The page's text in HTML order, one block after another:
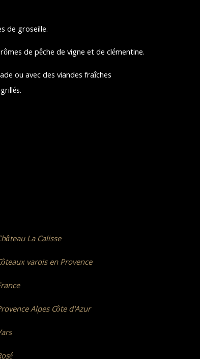
de groseille.
de pêche de vigne et de clémentine.
ou avec des viandes fraîches
La Calisse
varois en Provence
Alpes Côte d'Azur